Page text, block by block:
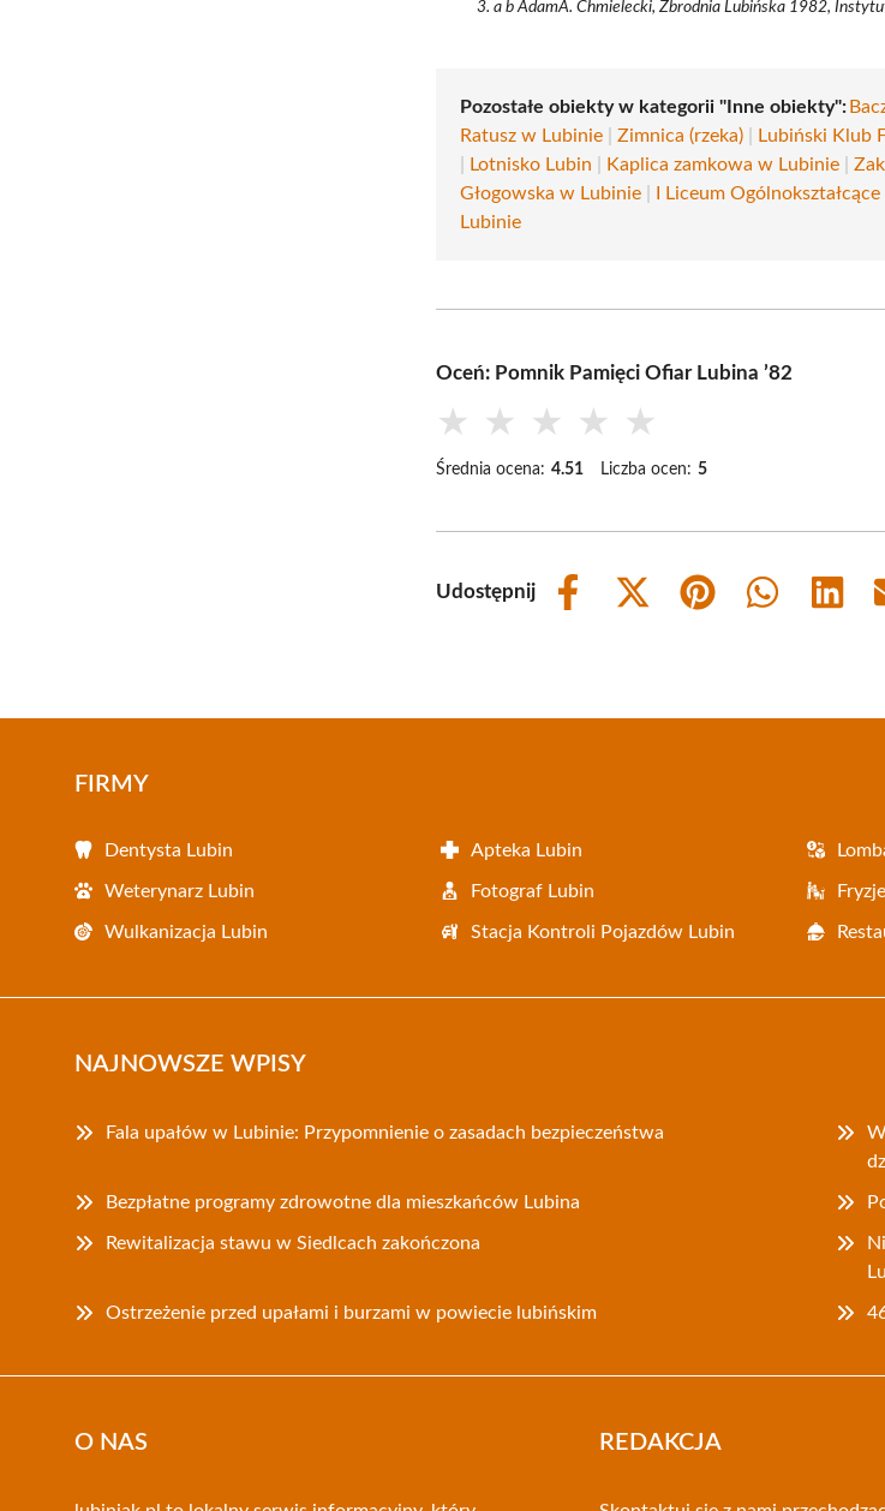
a b AdamA. Chmielecki, Zbrodnia Lubińska 1982,
Pozostałe obiekty w kategorii "Inne obiekty":
Ratusz w Lubinie |Zimnica (rzeka)
Lubiński Klub
Lotnisko Lubin Kaplica zamkowa w Lubinie |
Głogowska w Lubinie
I Liceum
Lubinie
Oceń: Pomnik Pamięci Ofiar Lubina ’82
★ ★ ★ ★ ★
Średnia ocena: 4.51 Liczba ocen: 5
Udostępnij
Share
Share
Share
Share
Share
FIRMY
Dentysta Lubin Apteka Lubin
Weterynarz Lubin Fotograf Lubin
Wulkanizacja Lubin Stacja Kontroli Pojazdów Lubin
NAJNOWSZE WPISY
Fala upałów w Lubinie: Przypomnienie o zasadach bezpieczeństwa
Bezpłatne programy zdrowotne dla mieszkańców Lubina
Rewitalizacja stawu w Siedlcach zakończona
Ostrzeżenie przed upałami i burzami w powiecie lubińskim
O NAS REDAKCJA